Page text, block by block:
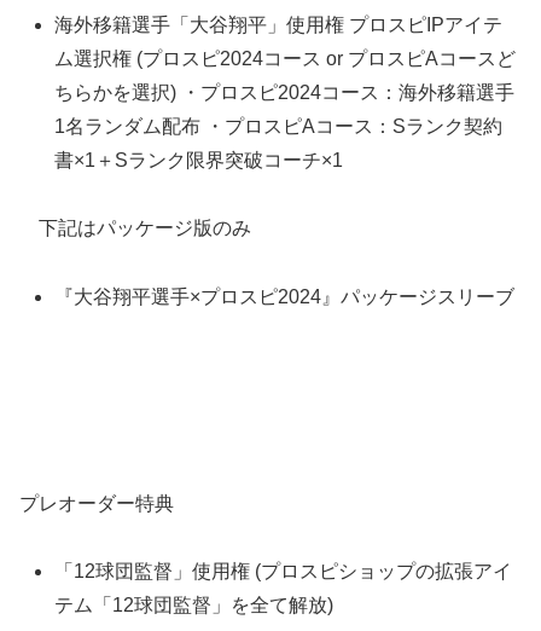
海外移籍選手「大谷翔平」使用権 プロスピIPアイテ
ム選択権 (プロスピ2024コース or プロスピAコースど
ちらかを選択) ・プロスピ2024コース：海外移籍選手
1名ランダム配布 ・プロスピAコース：Sランク契約
書×1＋Sランク限界突破コーチ×1
下記はパッケージ版のみ
『大谷翔平選手×プロスピ2024』パッケージスリーブ
プレオーダー特典
「12球団監督」使用権 (プロスピショップの拡張アイ
テム「12球団監督」を全て解放)